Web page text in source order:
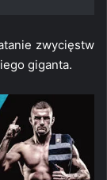
zwycięstw
giganta.